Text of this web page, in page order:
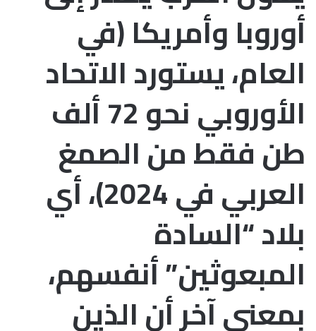
أوروبا وأمريكا (في
العام، يستورد الاتحاد
الأوروبي نحو 72 ألف
طن فقط من الصمغ
العربي في 2024)، أي
بلاد “السادة
المبعوثين” أنفسهم،
بمعنى آخر أن الذين